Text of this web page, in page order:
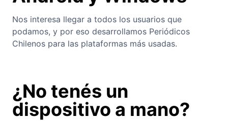
Nos interesa llegar a todos los usuarios que
podamos, y por eso desarrollamos Periódicos
Chilenos para las plataformas más usadas.
¿No tenés un
dispositivo a mano?